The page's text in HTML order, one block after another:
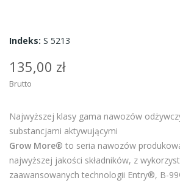
Indeks: S 5213
135,00 zł
Brutto
Najwyższej klasy gama nawozów
substancjami aktywującymi
Grow More® to seria nawozów
najwyższej jakości składników, z
zaawansowanych technologii Entry®, B-